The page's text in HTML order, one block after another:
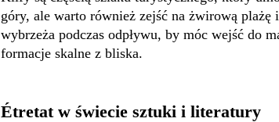
góry, ale warto również zejść na żwirową plażę
wybrzeża podczas odpływu, by móc wejść do
formacje skalne z bliska.
Étretat w świecie sztuki i literatury